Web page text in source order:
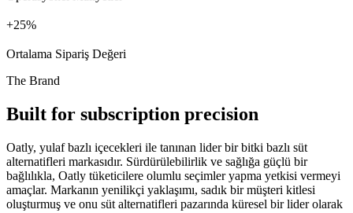
+ %
Ortalama Sipariş Değeri
The Brand
Built for subscription precision
Oatly, yulaf bazlı içecekleri ile tanınan lider bir bitki bazlı süt
alternatifleri markasıdır. Sürdürülebilirlik ve sağlığa güçlü bir
bağlılıkla, Oatly tüketicilere olumlu seçimler yapma yetkisi vermeyi
amaçlar. Markanın yenilikçi yaklaşımı, sadık bir müşteri kitlesi
oluşturmuş ve onu süt alternatifleri pazarında küresel bir lider olarak